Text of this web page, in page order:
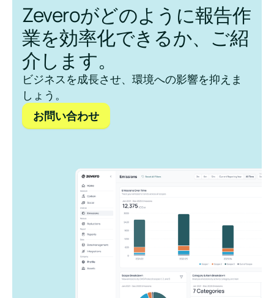
Zeveroがどのように報告作
業を効率化できるか、ご紹
介します。
ビジネスを成長させ、環境への影響を抑えま
しょう。
お問い合わせ